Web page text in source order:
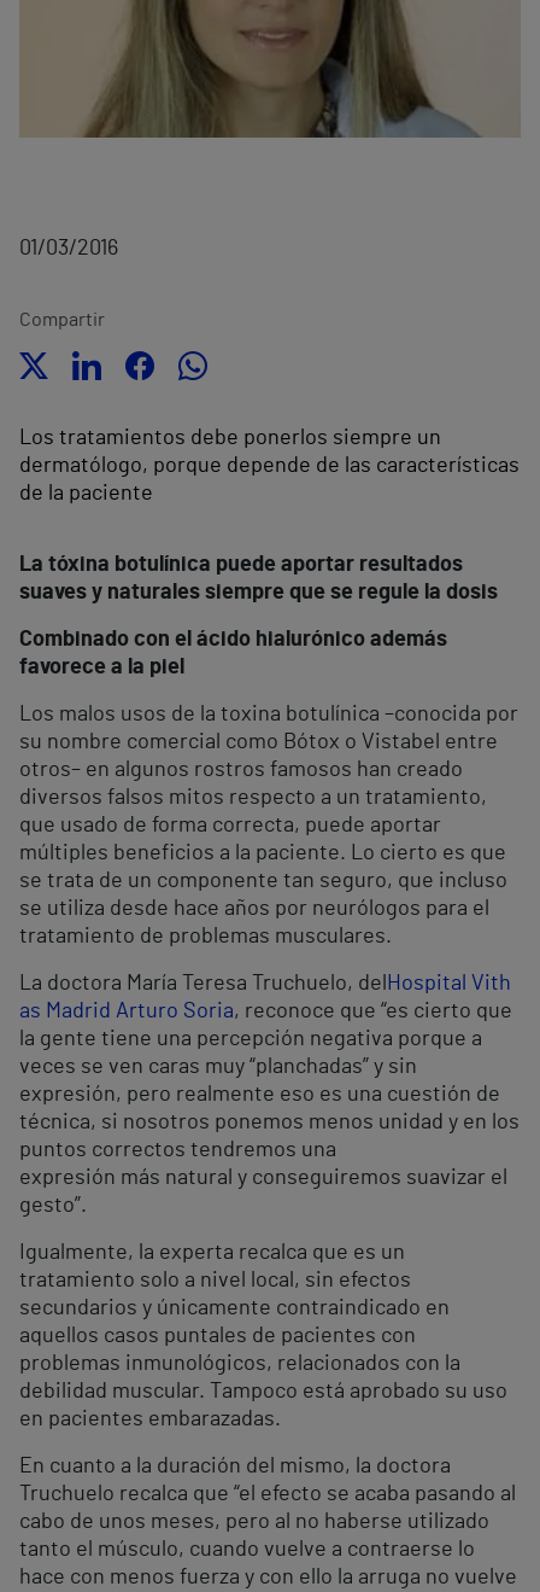
01/03/2016
Compartir
Los tratamientos debe ponerlos siempre un
dermatólogo, porque depende de las características
de la paciente
La tóxina botulínica puede aportar resultados
suaves y naturales siempre que se regule la dosis
Combinado con el ácido hialurónico además
favorece a la piel
Los malos usos de la toxina botulínica –conocida por
su nombre comercial como Bótox o Vistabel entre
otros– en algunos rostros famosos han creado
diversos falsos mitos respecto a un tratamiento,
que usado de forma correcta, puede aportar
múltiples beneficios a la paciente. Lo cierto es que
se trata de un componente tan seguro, que incluso
se utiliza desde hace años por neurólogos para el
tratamiento de problemas musculares.
La doctora María Teresa Truchuelo, del Hospital Vith
as Madrid Arturo Soria, reconoce que “es cierto que
la gente tiene una percepción negativa porque a
veces se ven caras muy “planchadas” y sin
expresión, pero realmente eso es una cuestión de
técnica, si nosotros ponemos menos unidad y en los
puntos correctos tendremos una
expresión más natural y conseguiremos suavizar el
gesto”.
Igualmente, la experta recalca que es un
tratamiento solo a nivel local, sin efectos
secundarios y únicamente contraindicado en
aquellos casos puntales de pacientes con
problemas inmunológicos, relacionados con la
debilidad muscular. Tampoco está aprobado su uso
en pacientes embarazadas.
En cuanto a la duración del mismo, la doctora
Truchuelo recalca que “el efecto se acaba pasando al
cabo de unos meses, pero al no haberse utilizado
tanto el músculo, cuando vuelve a contraerse lo
hace con menos fuerza y con ello la arruga no vuelve